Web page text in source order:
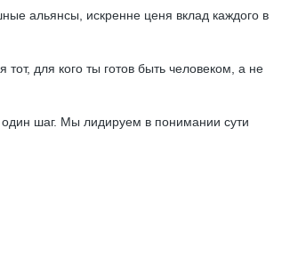
альянсы, искренне ценя вклад каждого в
для кого ты готов быть человеком, а не
шаг. Мы лидируем в понимании сути